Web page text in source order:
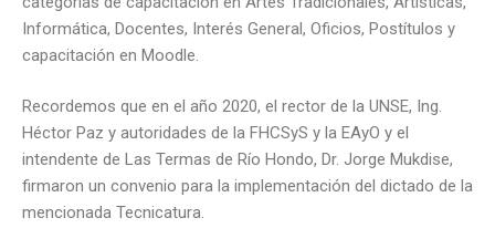
Informática, Docentes, Interés General, Oficios, Postítulos y
capacitación en Moodle.
Recordemos que en el año 2020, el rector de la UNSE, Ing.
Héctor Paz y autoridades de la FHCSyS y la EAyO y el
intendente de Las Termas de Río Hondo, Dr. Jorge Mukdise,
firmaron un convenio para la implementación del dictado de la
mencionada Tecnicatura.